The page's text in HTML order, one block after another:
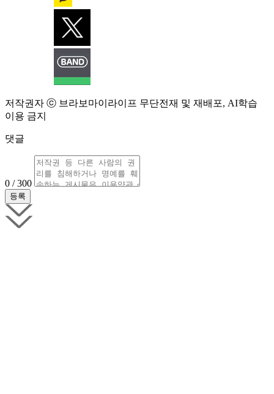
저작권자 ⓒ 브라보마이라이프 무단전재 및 재배포, AI학습
이용 금지
댓글
0 / 300